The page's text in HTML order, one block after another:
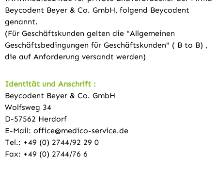
Beycodent Beyer & Co. GmbH, folgend Beycodent
genannt.
(Für Geschäftskunden gelten die "Allgemeinen
Geschäftsbedingungen für Geschäftskunden" ( B to B) ,
die auf Anforderung versandt werden)
Identität und Anschrift :
Beycodent Beyer & Co. GmbH
Wolfsweg 34
D-57562 Herdorf
E-Mail: office@medico-service.de
Tel.: +49 (0) 2744/92 29 0
Fax: +49 (0) 2744/76 6